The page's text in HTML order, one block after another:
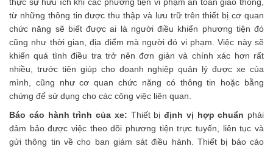
thực sự hữu ích khi các phương tiện vi phạm an toàn giao thông,
từ những thông tin được thu thập và lưu trữ trên thiết bị cơ quan
chức năng sẽ biết được ai là người điều khiển phương tiện đó
cũng như thời gian, địa điểm mà người đó vi phạm. Việc này sẽ
khiến quá tình điều tra trở nên đơn giản và chính xác hơn rất
nhiều, trước tiên giúp cho doanh nghiệp quản lý được xe của
mình, cũng như cơ quan chức năng có thông tin hoặc bằng
chứng để sử dụng cho các công việc liên quan.
Báo cáo hành trình của xe: Thiết bị định vị hợp chuẩn phải
đảm bảo được việc theo dõi phương tiện trực tuyến, liên tục và
gửi thông tin về cho ban giám sát điều hành. Thiết bị báo cáo